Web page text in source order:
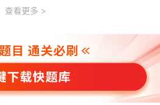
查看更多